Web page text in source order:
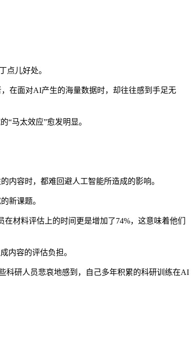
点儿好处。
在面对AI产生的海量数据时，却往往感到手足无
马太效应”愈发明显。
容时，都难回避人工智能所造成的影响。
新课题。
材料评估上的时间更是增加了74%，这意味着他们
内容的评估负担。
研人员悲哀地感到，自己多年积累的科研训练在AI